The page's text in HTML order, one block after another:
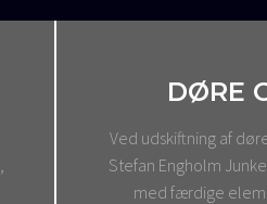
DØRE
Ved udskiftning af
Stefan Engholm
med færdige